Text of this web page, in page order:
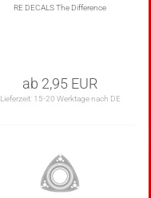
RE DECALS The Difference
ab 2,95 EUR
Lieferzeit: 15-20 Werktage nach DE